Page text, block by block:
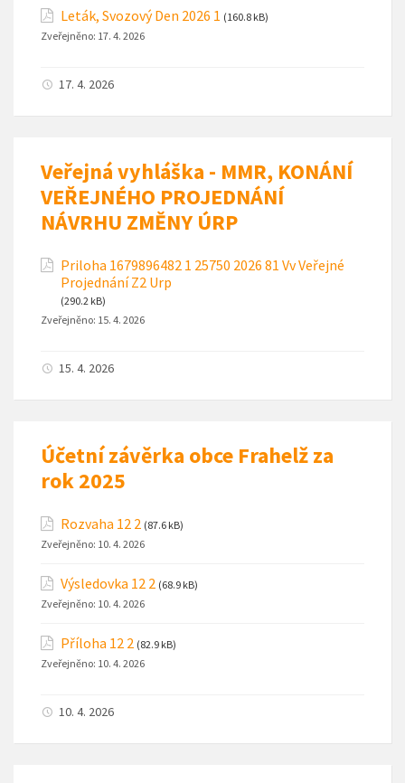
Leták, Svozový Den 2026 1 (160.8 kB)
Zveřejněno: 17. 4. 2026
17. 4. 2026
Veřejná vyhláška - MMR, KONÁNÍ
VEŘEJNÉHO PROJEDNÁNÍ
NÁVRHU ZMĚNY ÚRP
Priloha 1679896482 1 25750 2026 81 Vv Veřejné
Projednání Z2 Urp
(290.2 kB)
Zveřejněno: 15. 4. 2026
15. 4. 2026
Účetní závěrka obce Frahelž za
rok 2025
Rozvaha 12 2 (87.6 kB)
Zveřejněno: 10. 4. 2026
Výsledovka 12 2 (68.9 kB)
Zveřejněno: 10. 4. 2026
Příloha 12 2 (82.9 kB)
Zveřejněno: 10. 4. 2026
10. 4. 2026